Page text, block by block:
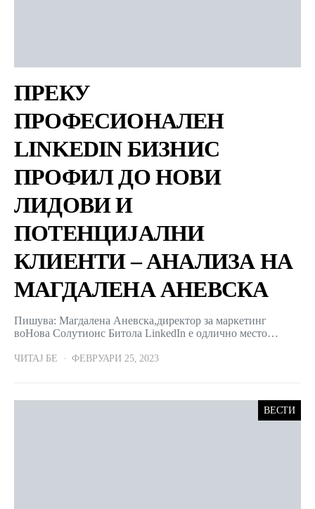
ПРЕКУ
ПРОФЕСИОНАЛЕН
LINKEDIN БИЗНИС
ПРОФИЛ ДО НОВИ
ЛИДОВИ И
ПОТЕНЦИЈАЛНИ
КЛИЕНТИ – АНАЛИЗА НА
МАГДАЛЕНА АНЕВСКА
Пишува: Магдалена Аневска,директор за маркетинг
воНова Солутионс Битола LinkedIn е одлично место…
ЧИТАЈ БЕ ФЕВРУАРИ 25, 2023
ВЕСТИ